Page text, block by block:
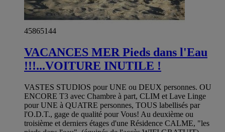
45865144
VACANCES MER Pieds dans l'Eau
!!!...VOITURE INUTILE !
VASTES STUDIOS pour UNE ou DEUX personnes. OU
ENCORE T3 avec Chambre à part, CLIM et Lave Linge
pour UNE à QUATRE personnes, TOUS labellisés par
l'O.D.T., gage de qualité pour Vous! Au deuxième ou
troisième et derniers étages d'une Résidence CALME, "les